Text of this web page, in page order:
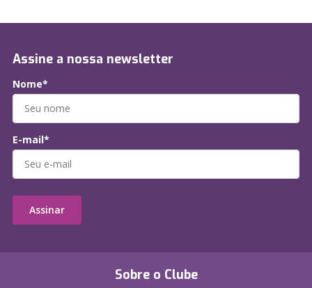
Sobre o Clube
Assine a nossa newsletter
Nome*
E-mail*
Assinar